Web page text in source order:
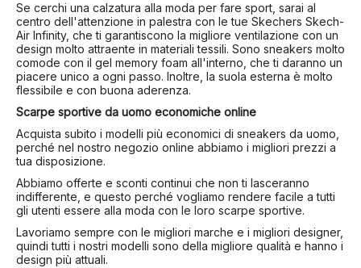
Se cerchi una calzatura alla moda per fare sport, sarai al
centro dell'attenzione in palestra con le tue Skechers Skech-
Air Infinity, che ti garantiscono la migliore ventilazione con un
design molto attraente in materiali tessili. Sono sneakers molto
comode con il gel memory foam all'interno, che ti daranno un
piacere unico a ogni passo. Inoltre, la suola esterna è molto
flessibile e con buona aderenza.
Scarpe sportive da uomo economiche online
Acquista subito i modelli più economici di sneakers da uomo,
perché nel nostro negozio online abbiamo i migliori prezzi a
tua disposizione.
Abbiamo offerte e sconti continui che non ti lasceranno
indifferente, e questo perché vogliamo rendere facile a tutti
gli utenti essere alla moda con le loro scarpe sportive.
Lavoriamo sempre con le migliori marche e i migliori designer,
quindi tutti i nostri modelli sono della migliore qualità e hanno i
design più attuali.